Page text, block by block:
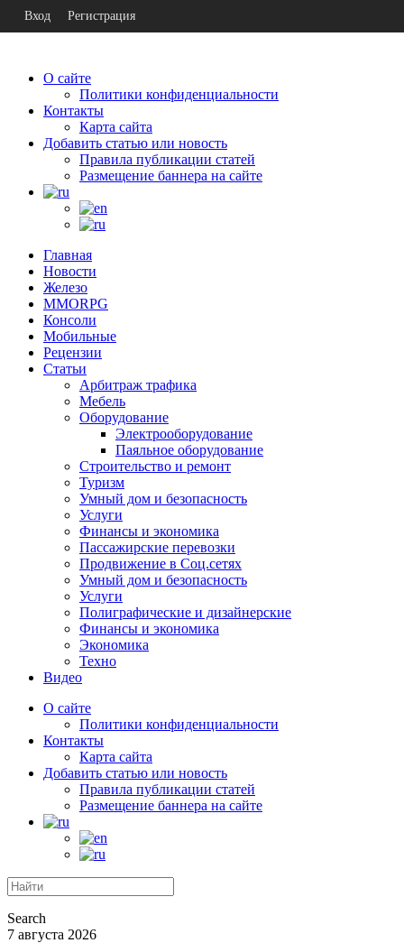
О сайте
Политики конфиденциальности
Контакты
Карта сайта
Добавить статью или новость
Правила публикации статей
Размещение баннера на сайте
Главная
Новости
Железо
MMORPG
Консоли
Мобильные
Рецензии
Статьи
Арбитраж трафика
Мебель
Оборудование
Электрооборудование
Паяльное оборудование
Строительство и ремонт
Туризм
Умный дом и безопасность
Услуги
Финансы и экономика
Пассажирские перевозки
Продвижение в Соц.сетях
Умный дом и безопасность
Услуги
Полиграфические и дизайнерские
Финансы и экономика
Экономика
Техно
Видео
О сайте
Политики конфиденциальности
Контакты
Карта сайта
Добавить статью или новость
Правила публикации статей
Размещение баннера на сайте
Search
7 августа 2026
Вход Регистрация